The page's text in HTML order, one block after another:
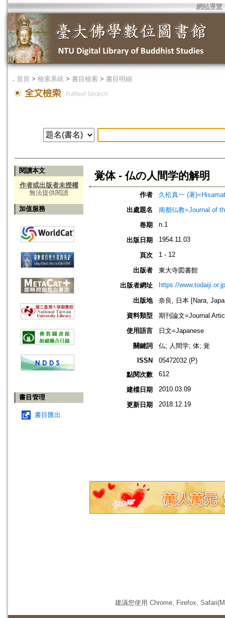
網站導覽
． 首頁 > 檢索系統 > 書目檢索 > 書目明細
閱讀本文
作者或出版者未授權
無法提供閱讀
加值服務
書目管理
書目匯出
覚体 - 仏の人間学的解明
作者
久松真一 (著
出處題名
南都仏教=Journal of
卷期
n.1
出版日期 1954.11.03
頁次 1 - 12
出版者
東大寺図書館
出版者網址
https://
出版地
奈良, 日本 [Nara,
資料類型
期刊論文=Journal
使用語言
日文=Japanese
關鍵詞
仏; 人間学; 体; 覚
ISSN
05472032 (P)
點閱次數
612
建檔日期 2010.03.09
更新日期 2018.12.19
建議您使用 Chrome, Firefox,